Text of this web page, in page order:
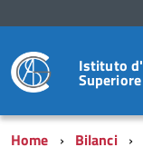
Istituto
Superiore
Home Bilanci